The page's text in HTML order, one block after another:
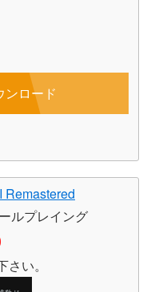
ンロード
Remastered
ルプレイング
い。